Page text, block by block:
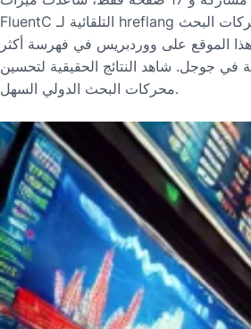
FluentC التلقائية لـ hreflang وتحسين محركات البحث
هذا الموقع على ووردبريس في فهرسة أكثر
صفحة في جوجل. شاهد النتائج الحقيقية لتحسين
محركات البحث الدولي السهل.